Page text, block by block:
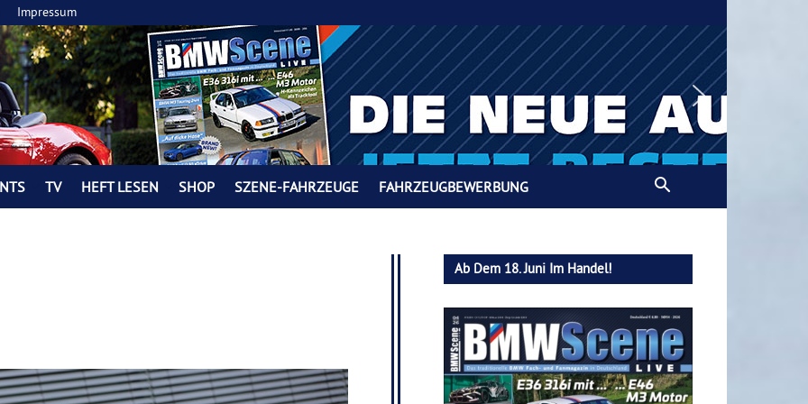
Impressum
TV HEFT LESEN SHOP SZENE-FAHRZEUGE FAHRZEUGBEWERBUNG
Ab Dem 18. Juni Im Handel!